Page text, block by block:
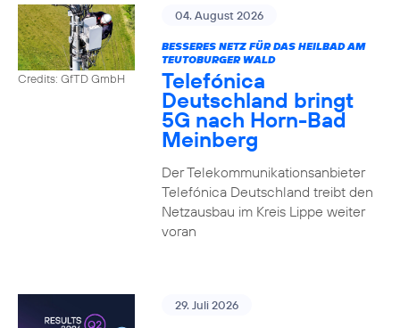
Credits: GfTD GmbH
04. August 2026
BESSERES NETZ FÜR DAS HEILBAD AM
TEUTOBURGER WALD
Telefónica
Deutschland bringt
5G nach Horn-Bad
Meinberg
Der Telekommunikationsanbieter
Telefónica Deutschland treibt den
Netzausbau im Kreis Lippe weiter
voran
29. Juli 2026